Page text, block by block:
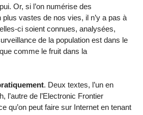
Or, si l’on numérise des
plus vastes de nos vies, il n’y a pas à
ci soient connues, analysées,
de la population est dans le
comme le fruit dans la
. Deux textes, l’un en
l’autre de l’Electronic Frontier
qu’on peut faire sur Internet en tenant